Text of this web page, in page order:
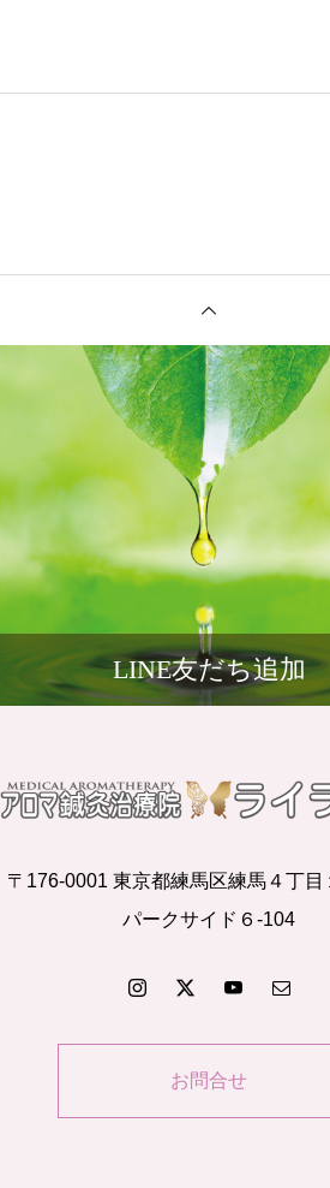
LINE友だち追加
〒176-0001 東京都練馬区練馬４丁目
パークサイド６-104
お問合せ